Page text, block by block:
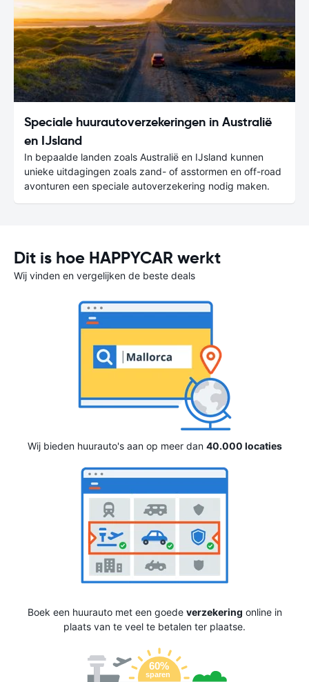
Speciale huurautoverzekeringen in Australië
en IJsland
In bepaalde landen zoals Australië en IJsland kunnen
unieke uitdagingen zoals zand- of asstormen en off-road
avonturen een speciale autoverzekering nodig maken.
Dit is hoe HAPPYCAR werkt
Wij vinden en vergelijken de beste deals
Wij bieden huurauto's aan op meer dan 40.000 locaties
Boek een huurauto met een goede verzekering online in
plaats van te veel te betalen ter plaatse.